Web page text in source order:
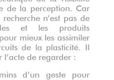
de la perception. Car
n’est pas de
et les produits
mieux les assimiler
de la plasticité. Il
l’acte de regarder :
d’un geste pour